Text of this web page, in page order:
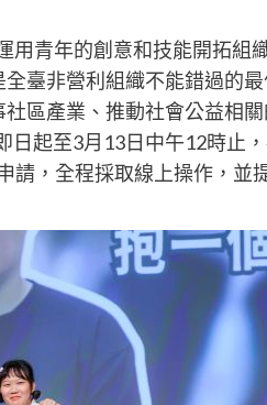
用青年的創意和技能開拓
臺非營利組織不能錯過的
區產業、推動社會公益相
起至3月13日中午12時止
請，全程採取線上操作，並